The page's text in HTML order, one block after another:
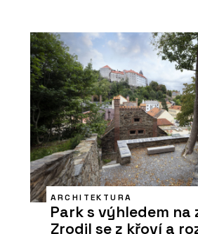
ARCHITEKTURA
Park s výhledem na
Zrodil se z křoví a